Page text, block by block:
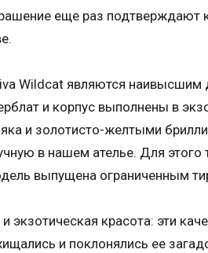
еще раз подтверждают
Wildcat являются
и корпус выполнены в
и золотисто-желтыми
в нашем ателье. Для этого
выпущена ограниченным
и экзотическая красота: эти
и поклонялись ее